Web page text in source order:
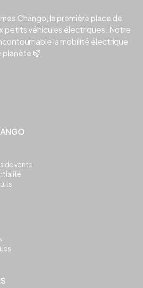
Chango, la première place de
petits véhicules électriques. Notre
la mobilité électrique
planète 🍃
de vente